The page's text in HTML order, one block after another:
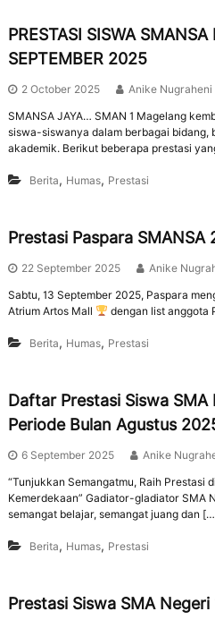
PRESTASI SISWA
SEPTEMBER 2025
2 October 2025 Anike Nugraheni
SMANSA JAYA… SMAN 1 Magelang
siswa-siswanya dalam berbagai bidang,
akademik. Berikut beberapa prestasi
Berita, Humas, Prestasi
Prestasi Paspara SMANSA
22 September 2025 Anike
Sabtu, 13 September 2025, Paspara
Atrium Artos Mall
dengan list anggota
Berita, Humas, Prestasi
Daftar Prestasi Siswa
Periode Bulan Agustus
6 September 2025 Anike
“Tunjukkan Semangatmu, Raih Prestasi
Kemerdekaan” Gadiator-gladiator SMA
semangat belajar, semangat juang dan
Berita, Humas, Prestasi
Prestasi Siswa SMA